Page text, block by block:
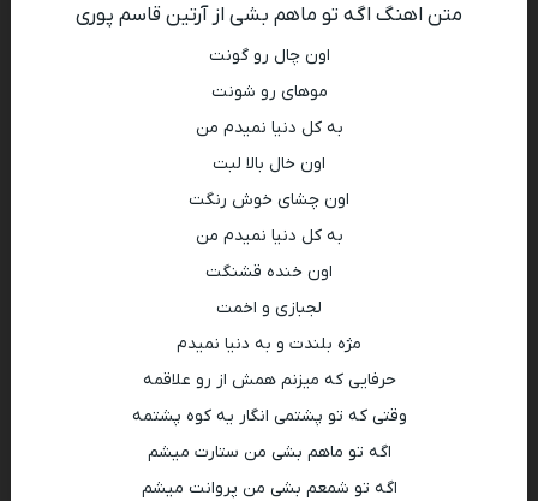
متن اهنگ اگه تو ماهم بشی از آرتین قاسم پوری
اون چال رو گونت
موهای رو شونت
به کل دنیا نمیدم من
اون خال بالا لبت
اون چشای خوش رنگت
به کل دنیا نمیدم من
اون خنده قشنگت
لجبازی و اخمت
مژه بلندت و به دنیا نمیدم
حرفایی که میزنم همش از رو علاقمه
وقتی که تو پشتمی انگار یه کوه پشتمه
اگه تو ماهم بشی من ستارت میشم
اگه تو شمعم بشی من پروانت میشم